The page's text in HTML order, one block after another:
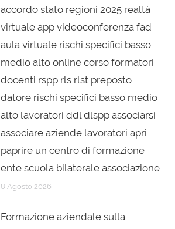
accordo stato regioni 2025 realtà
virtuale app videoconferenza fad
aula virtuale rischi specifici basso
medio alto online corso formatori
docenti rspp rls rlst preposto
datore rischi specifici basso medio
alto lavoratori ddl dlspp associarsi
associare aziende lavoratori apri
paprire un centro di formazione
ente scuola bilaterale associazione
8 Agosto 2026
Formazione aziendale sulla